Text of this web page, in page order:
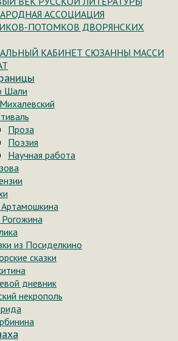
АССОЦИАЦИЯ
ПОТОМКОВ ДВОРЯНСКИХ
КАБИНЕТ СЮЗАННЫ МАССИ
Шали
Проза
Поэзия
Научная работа
из Посиделкино
сказки
дневник
некрополь